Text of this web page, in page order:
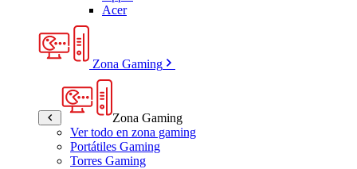
Acer
Zona Gaming
Zona Gaming
Ver todo en zona gaming
Portátiles Gaming
Torres Gaming